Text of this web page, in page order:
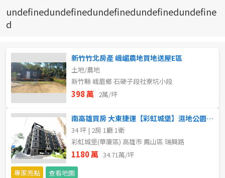
不限
基隆市
新北市
桃園市
新竹市
新竹縣
不限
類型(可複選)
不拘 公寓 電梯大樓 套房
別墅
undefinedundefinedundefinedundefinedundefine
d
新竹竹北房產 峨嵋農地買地送屋E區
土地/農地
新竹縣 峨眉鄉 石硬子段社寮坑小段
398 萬 2萬/坪
南高雄買房 大東捷運【彩虹城堡】濕地公園畔無敵景觀二房平車
34 坪 | 2房 1廳 1衛
彩虹城堡(華廈區) 高雄市 鳳山區 瑞興路
1180 萬 34.71萬/坪
專家亮點
查看地圖